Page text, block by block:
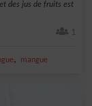
des jus de fruits est
1
, mangue